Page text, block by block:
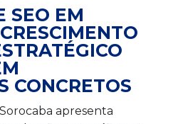
SEO EM
CONCRETOS
apresenta